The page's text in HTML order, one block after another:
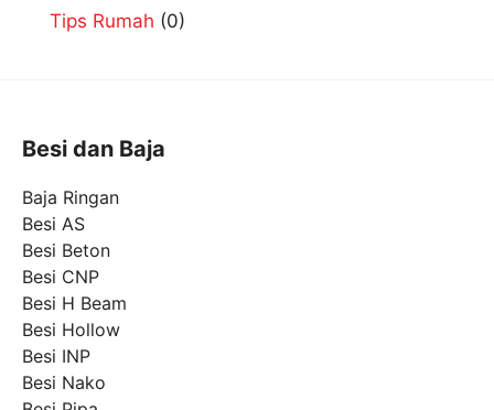
Tips Rumah (0)
Besi dan Baja
Baja Ringan
Besi AS
Besi Beton
Besi CNP
Besi H Beam
Besi Hollow
Besi INP
Besi Nako